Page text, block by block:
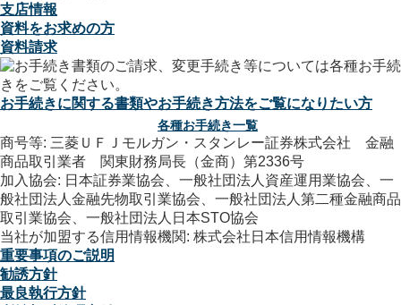
支店情報
資料をお求めの方
資料請求
お手続きに関する書類やお手続き方法をご覧になりたい方
各種お手続き一覧
商号等: 三菱ＵＦＪモルガン・スタンレー証券株式会社 金融
商品取引業者 関東財務局長（金商）第2336号
加入協会: 日本証券業協会、一般社団法人資産運用業協会、一
般社団法人金融先物取引業協会、一般社団法人第二種金融商品
取引業協会、一般社団法人日本STO協会
当社が加盟する信用情報機関: 株式会社日本信用情報機構
重要事項のご説明
勧誘方針
最良執行方針